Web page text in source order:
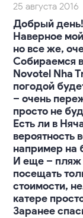
25 августа 2016
Добрый день!
Наверное
но все же,
Собираемся
Novotel Nha
погодой
– очень
просто не
Есть ли в
вероятность
например на
И еще – пляж
посещать
стоимости,
катере
Заранее